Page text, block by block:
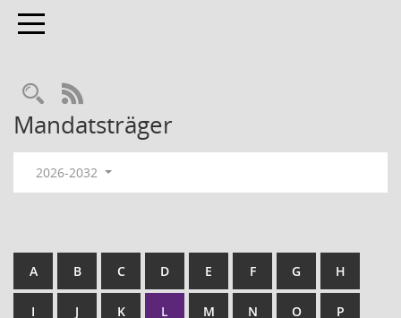
Toggle navigation
RSS-Feed
Mandatsträger
2026-2032
A B C D E F G H
I J K L M N O P